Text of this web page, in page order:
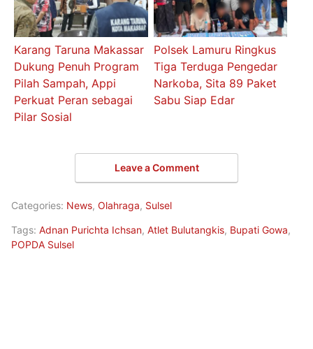
Karang Taruna Makassar
Dukung Penuh Program
Pilah Sampah, Appi
Perkuat Peran sebagai
Pilar Sosial
Polsek Lamuru Ringkus
Tiga Terduga Pengedar
Narkoba, Sita 89 Paket
Sabu Siap Edar
Leave a Comment
Categories: News, Olahraga, Sulsel
Tags: Adnan Purichta Ichsan, Atlet Bulutangkis, Bupati Gowa,
POPDA Sulsel